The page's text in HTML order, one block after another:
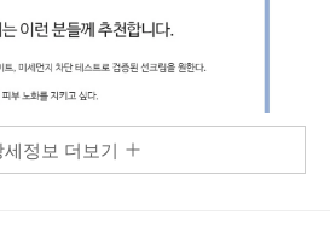
세정보 더보기